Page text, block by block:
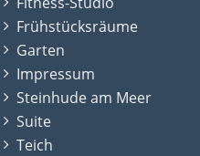
Frühstücksräume
Garten
Impressum
Steinhude am Meer
Suite
Teich